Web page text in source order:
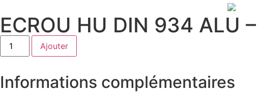
ECROU HU DIN 934 ALU
quantité
ECROU
934
ALU
Ajouter
Informations complémentaires